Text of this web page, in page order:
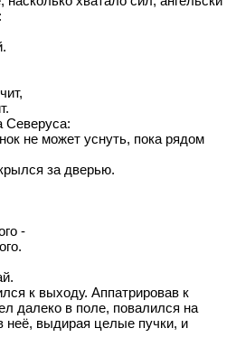
Северуса:
не может уснуть, пока рядом
за дверью.
-
к выходу. Аппатрировав к
далеко в поле, повалился на
неё, выдирая целые пучки, и